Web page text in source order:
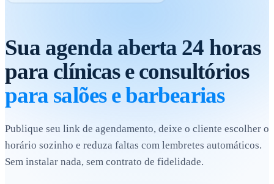
Sua agenda aberta 24 horas
para clínicas e consultórios
para cursos e treinamentos
Publique seu link de agendamento, deixe o cliente escolher o
horário sozinho e reduza faltas com lembretes automáticos.
Sem instalar nada, sem contrato de fidelidade.